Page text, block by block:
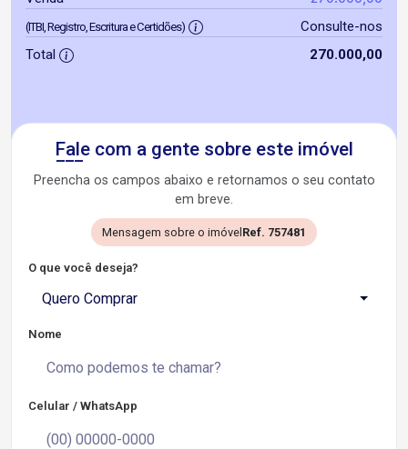
(ITBI, Registro, Escritura e Certidões)
Consulte-nos
Total
270.000,00
Fale com a gente sobre este imóvel
Preencha os campos abaixo e retornamos o seu contato
em breve.
Mensagem sobre o imóvel Ref. 757481
O que você deseja?
Quero Comprar
Nome
Celular / WhatsApp